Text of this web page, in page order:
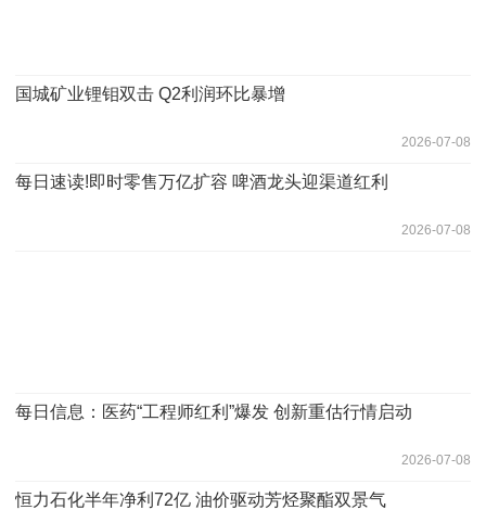
国城矿业锂钼双击 Q2利润环比暴增
2026-07-08
每日速读!即时零售万亿扩容 啤酒龙头迎渠道红利
2026-07-08
每日信息：医药“工程师红利”爆发 创新重估行情启动
2026-07-08
恒力石化半年净利72亿 油价驱动芳烃聚酯双景气